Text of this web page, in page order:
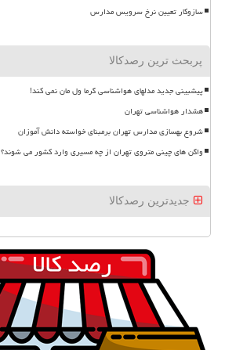
سازوکار تعیین نرخ سرویس مدارس
پربحث ترین رصدکالا
پیشبینی جدید مدلهای هواشناسی گرما ول مان نمی کند!
هشدار هواشناسی تهران
شروع بهسازی مدارس تهران برمبنای خواسته دانش آموزان
واگن های چینی متروی تهران از چه مسیری وارد کشور می شوند؟
جدیدترین رصدکالا